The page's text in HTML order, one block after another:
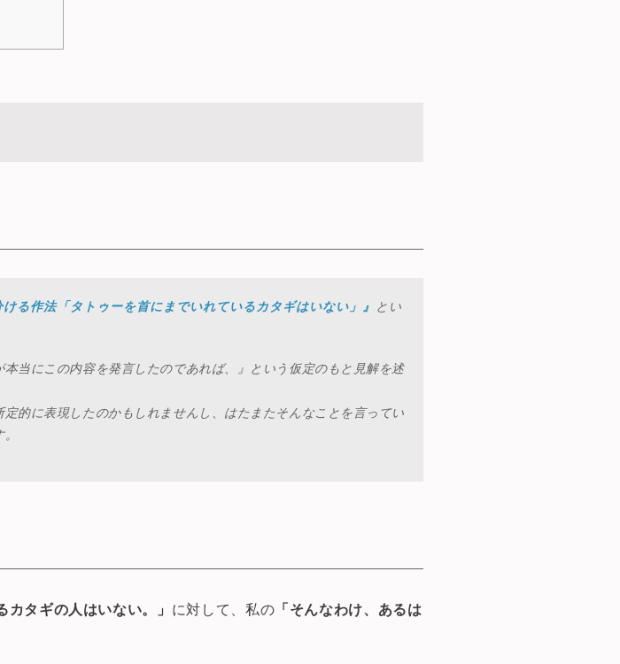
ける作法「タトゥーを首にまでいれているカタギはいない」』
とい
当にこの内容を発言したのであれば、』という仮定のもと見解を述
的に表現したのかもしれませんし、はたまたそんなことを言ってい
タギの人はいない。」 に対して、私の 「そんなわけ、あるは